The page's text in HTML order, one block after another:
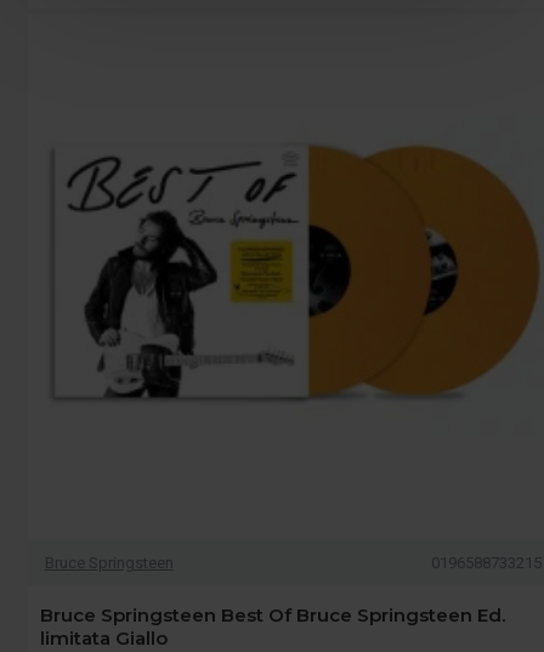
Bruce Springsteen 0196588733215
Bruce Springsteen Best Of Bruce Springsteen Ed.
limitata Giallo